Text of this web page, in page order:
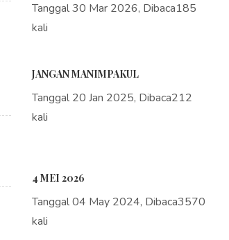
Tanggal 30 Mar 2026, Dibaca185
kali
JANGAN MANIMPAKUL
Tanggal 20 Jan 2025, Dibaca212
kali
4 MEI 2026
Tanggal 04 May 2024, Dibaca3570
kali